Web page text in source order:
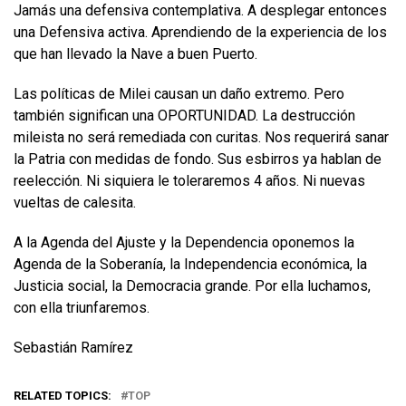
Jamás una defensiva contemplativa. A desplegar entonces
una Defensiva activa. Aprendiendo de la experiencia de los
que han llevado la Nave a buen Puerto.
Las políticas de Milei causan un daño extremo. Pero
también significan una OPORTUNIDAD. La destrucción
mileista no será remediada con curitas. Nos requerirá sanar
la Patria con medidas de fondo. Sus esbirros ya hablan de
reelección. Ni siquiera le toleraremos 4 años. Ni nuevas
vueltas de calesita.
A la Agenda del Ajuste y la Dependencia oponemos la
Agenda de la Soberanía, la Independencia económica, la
Justicia social, la Democracia grande. Por ella luchamos,
con ella triunfaremos.
Sebastián Ramírez
RELATED TOPICS: TOP